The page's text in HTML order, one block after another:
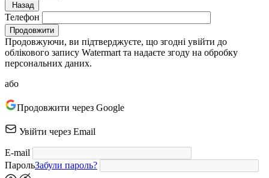
Назад
Телефон
Продовжити
Продовжуючи, ви підтверджуєте, що згодні увійти до
облікового запису Watermart та надаєте згоду на обробку
персональних даних.
або
Продовжити через Google
Увійти через Email
E-mail
ПарольЗабули пароль?